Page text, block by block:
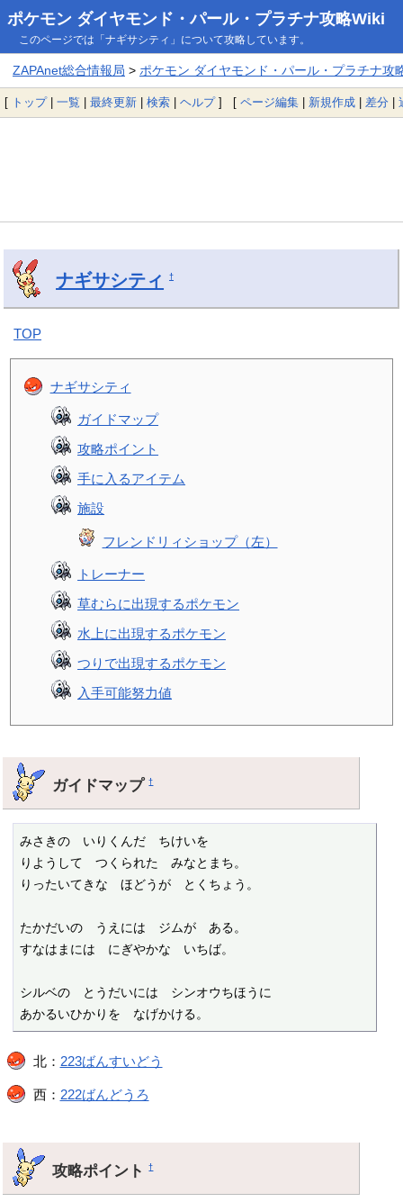
ポケモン ダイヤモンド・パール・プラチナ攻略Wiki
このページでは「ナギサシティ」について攻略しています。
ZAPAnet総合情報局 > ポケモン ダイヤモンド・パール・プラチナ攻
[ トップ| 一覧 | 最終更新 | 検索 | ヘルプ] [ ページ編集 | 新規作成 | 差分 |
ナギサシティ †
TOP
ナギサシティ
ガイドマップ
攻略ポイント
手に入るアイテム
施設
フレンドリィショップ（左）
トレーナー
草むらに出現するポケモン
水上に出現するポケモン
つりで出現するポケモン
入手可能努力値
ガイドマップ†
みさきの　いりくんだ　ちけいを
りようして　つくられた　みなとまち。
りったいてきな　ほどうが　とくちょう。
たかだいの　うえには　ジムが　ある。
すなはまには　にぎやかな　いちば。
シルベの　とうだいには　シンオウちほうに
あかるいひかりを　なげかける。
北： 223ばんすいどう
西： 222ばんどうろ
攻略ポイント†